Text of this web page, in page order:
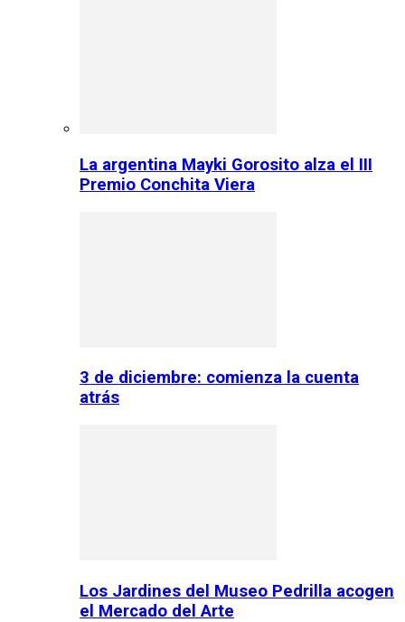
La argentina Mayki Gorosito alza el III
Premio Conchita Viera
3 de diciembre: comienza la cuenta
atrás
Los Jardines del Museo Pedrilla acogen
el Mercado del Arte